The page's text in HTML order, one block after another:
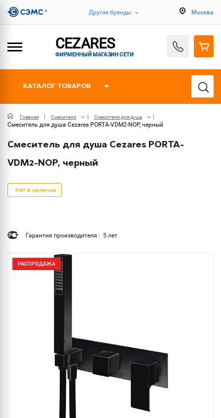
Другие бренды Москва
CEZARES
ФИРМЕННЫЙ МАГАЗИН СЕТИ
КАТАЛОГ ТОВАРОВ
Главная Смесители Смесители для душа
Смеситель для душа Cezares PORTA-VDM2-NOP, черный
Смеситель для душа Cezares PORTA-
VDM2-NOP, черный
Нет в наличии
Гарантия производителя : 5 лет
РАСПРОДАЖА